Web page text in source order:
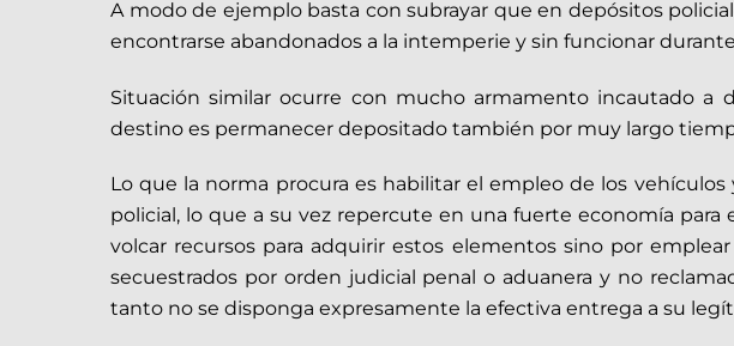
A modo de ejemplo basta con subrayar que en depósitos
encontrarse abandonados a la intemperie y sin funcionar
Situación similar ocurre con mucho armamento incautado
destino es permanecer depositado también por muy largo
Lo que la norma procura es habilitar el empleo de los
policial, lo que a su vez repercute en una fuerte economía
volcar recursos para adquirir estos elementos sino por
secuestrados por orden judicial penal o aduanera y no
tanto no se disponga expresamente la efectiva entrega a su